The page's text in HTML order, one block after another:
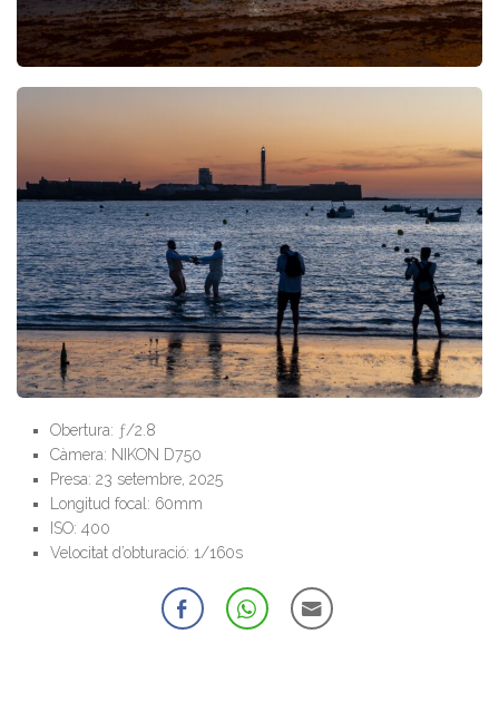
Obertura: ƒ/2.8
Càmera: NIKON D750
Presa: 23 setembre, 2025
Longitud focal: 60mm
ISO: 400
Velocitat d’obturació: 1/160s